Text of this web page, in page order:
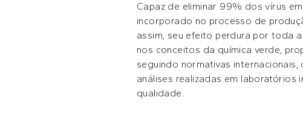
Capaz de eliminar 99% dos vírus
incorporado no processo de
assim, seu efeito perdura por toda
nos conceitos da química verde,
seguindo normativas
análises realizadas em
qualidade.